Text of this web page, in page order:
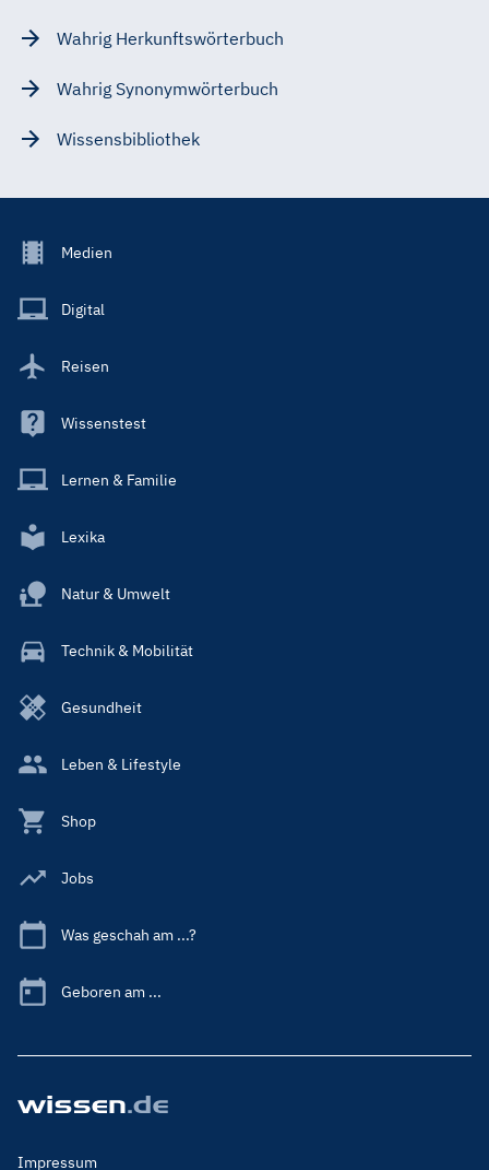
Wahrig Herkunftswörterbuch
Wahrig Synonymwörterbuch
Wissensbibliothek
Footer
Main
Medien
Digital
Reisen
Wissenstest
Lernen & Familie
Lexika
Natur & Umwelt
Technik & Mobilität
Gesundheit
Leben & Lifestyle
Shop
Jobs
Was geschah am ...?
Geboren am ...
Footer
Impressum